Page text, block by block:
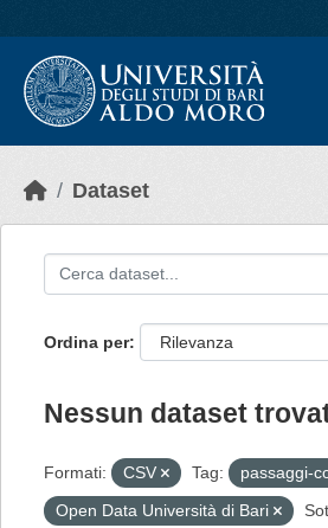
Dataset
Ordina per
Nessun dataset
Formati: CSV Tag: passaggi-
Open Data Università di Bari